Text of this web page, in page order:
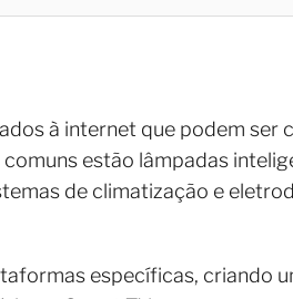
à internet que podem ser
estão lâmpadas
de climatização e
específicas, criando